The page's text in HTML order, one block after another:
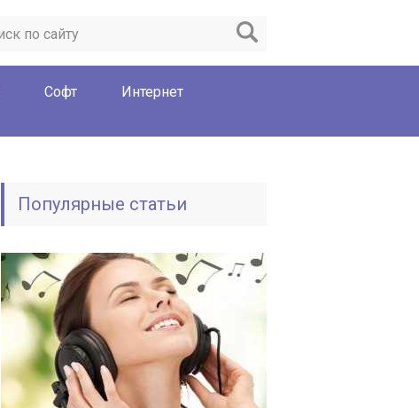
Софт
Интернет
Популярные статьи